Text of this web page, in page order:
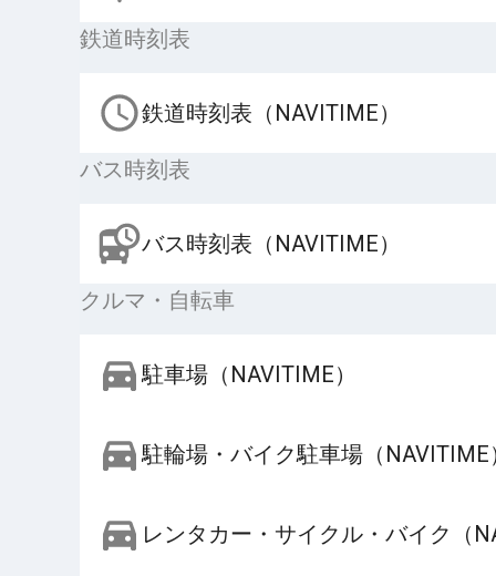
鉄道時刻表
鉄道時刻表（NAVITIME）
バス時刻表
バス時刻表（NAVITIME）
クルマ・自転車
駐車場（NAVITIME）
駐輪場・バイク駐車場（NAVITIME
レンタカー・サイクル・バイク（